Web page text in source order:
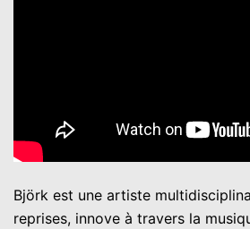
Björk est une artiste
reprises, innove à travers la